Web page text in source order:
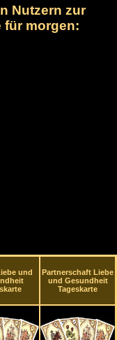
Nutzern zur
für morgen:
und
Partnerschaft Liebe
und Gesundheit
Tageskarte